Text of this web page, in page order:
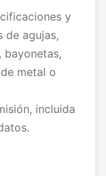
y
de agujas,
metal o
incluida